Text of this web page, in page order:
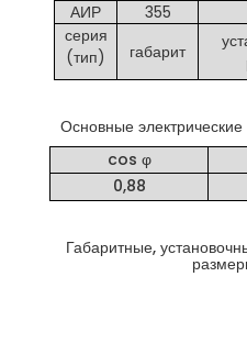
АИР
355
серия
(тип)
габарит
Основные
cos φ
0,88
Габаритные,